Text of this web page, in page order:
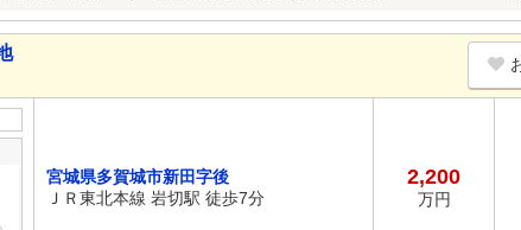
宮城県多賀城市新田字後
ＪＲ東北本線 岩切駅 徒歩7分
2,200
万円